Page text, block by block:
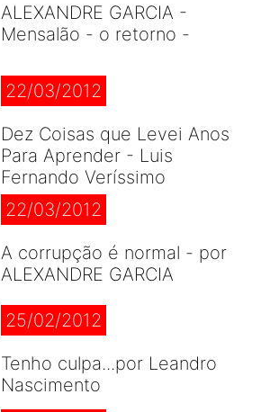
ALEXANDRE GARCIA -
Mensalão - o retorno -
22/03/2012
Dez Coisas que Levei Anos
Para Aprender - Luis
Fernando Veríssimo
22/03/2012
A corrupção é normal - por
ALEXANDRE GARCIA
25/02/2012
Tenho culpa...por Leandro
Nascimento